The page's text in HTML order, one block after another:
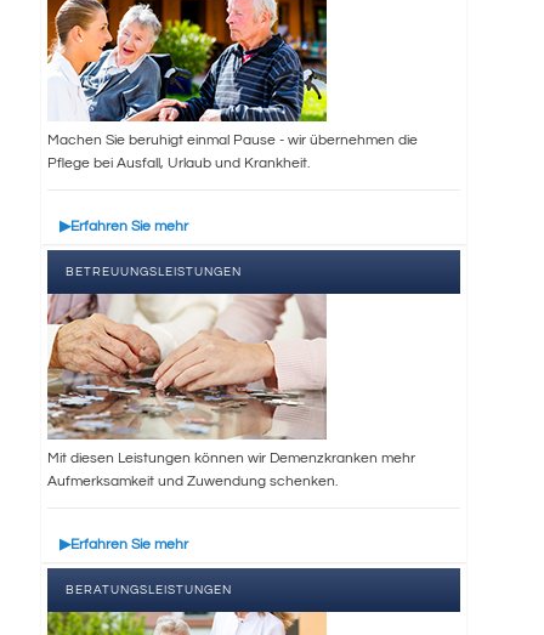
Machen Sie beruhigt einmal Pause - wir übernehmen die
Pflege bei Ausfall, Urlaub und Krankheit.
Erfahren Sie mehr
BETREUUNGSLEISTUNGEN
Mit diesen Leistungen können wir Demenzkranken mehr
Aufmerksamkeit und Zuwendung schenken.
Erfahren Sie mehr
BERATUNGSLEISTUNGEN